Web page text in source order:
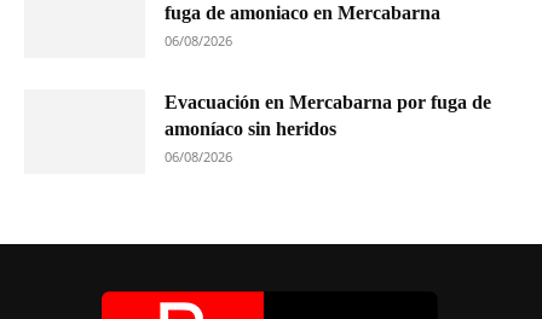
fuga de amoniaco en Mercabarna
06/08/2026
Evacuación en Mercabarna por fuga de
amoníaco sin heridos
06/08/2026